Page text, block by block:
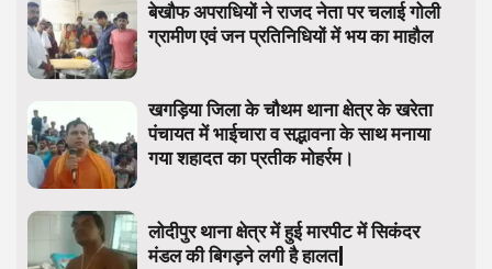
बेखौफ अपराधियों ने राजद नेता पर चलाई गोली
ग्रामीण एवं जन प्रतिनिधियों में भय का माहौल
खगड़िया जिला के चौथम थाना क्षेत्र के खरेता
पंचायत में भाईचारा व सद्भावना के साथ मनाया
गया शहादत का प्रतीक मोहर्रम।
लोदीपुर थाना क्षेत्र में हुई मारपीट में सिकंदर
मंडल की बिगड़ने लगी है हालत|